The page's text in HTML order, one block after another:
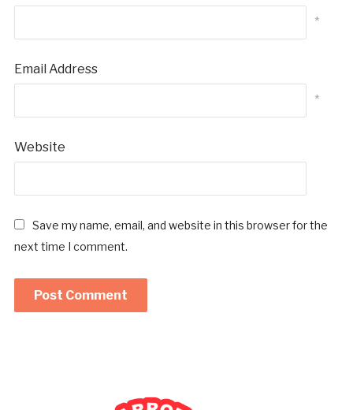
*
Email Address
*
Website
Save my name, email, and website in this browser for the
next time I comment.